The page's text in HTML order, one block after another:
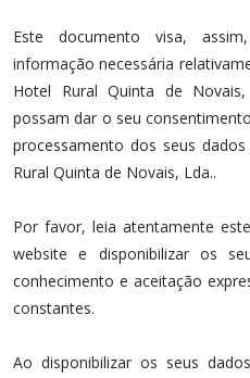
Este documento visa,
informação necessária
Hotel Rural Quinta de
possam dar o seu
processamento dos seus
Rural Quinta de Novais, Lda..
Por favor, leia atentamente
website e disponibilizar os
conhecimento e aceitação
constantes.
Ao disponibilizar os seus